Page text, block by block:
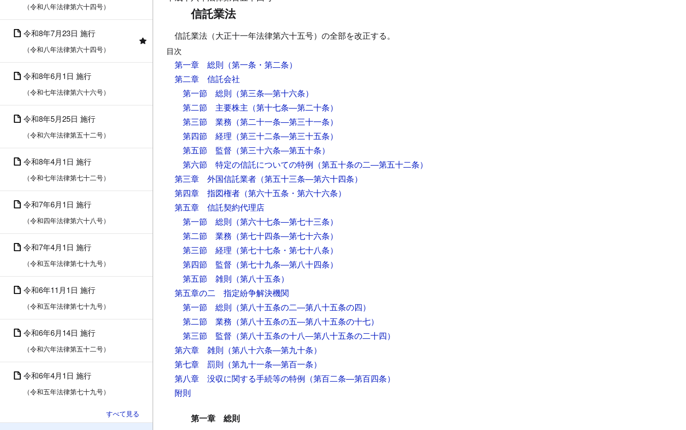
（令和八年法律第六十四号）
令和8年7月23日 施行
（令和八年法律第六十四号）
令和8年6月1日 施行
（令和七年法律第六十六号）
令和8年5月25日 施行
（令和六年法律第五十二号）
令和8年4月1日 施行
（令和七年法律第七十二号）
令和7年6月1日 施行
（令和四年法律第六十八号）
令和7年4月1日 施行
（令和五年法律第七十九号）
令和6年11月1日 施行
（令和五年法律第七十九号）
令和6年6月14日 施行
（令和六年法律第五十二号）
令和6年4月1日 施行
（令和五年法律第七十九号）
信託業法
信託業法（大正十一年法律第六十五号）の全部を改正する。
目次
第一章 総則 （第一条・第二条）
第二章 信託会社
第一節 総則 （第三条―第十六条）
第二節 主要株主 （第十七条―第二十条）
第三節 業務 （第二十一条―第三十一条）
第四節 経理 （第三十二条―第三十五条）
第五節 監督 （第三十六条―第五十条）
第六節 特定の信託についての特例 （第五十条の二―第五十二条）
第三章 外国信託業者 （第五十三条―第六十四条）
第四章 指図権者 （第六十五条・第六十六条）
第五章 信託契約代理店
第一節 総則 （第六十七条―第七十三条）
第二節 業務 （第七十四条―第七十六条）
第三節 経理 （第七十七条・第七十八条）
第四節 監督 （第七十九条―第八十四条）
第五節 雑則 （第八十五条）
第五章の二 指定紛争解決機関
第一節 総則 （第八十五条の二―第八十五条の四）
第二節 業務 （第八十五条の五―第八十五条の十七）
第三節 監督 （第八十五条の十八―第八十五条の二十四）
第六章 雑則 （第八十六条―第九十条）
第七章 罰則 （第九十一条―第百一条）
第八章 没収に関する手続等の特例 （第百二条―第百四条）
附則
第一章 総則